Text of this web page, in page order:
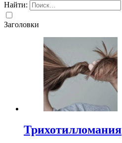
Найти:
Заголовки
Трихотилломания